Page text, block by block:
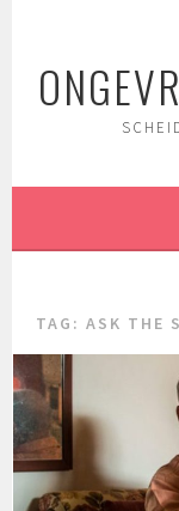
inhoud
TAG:ASK THE